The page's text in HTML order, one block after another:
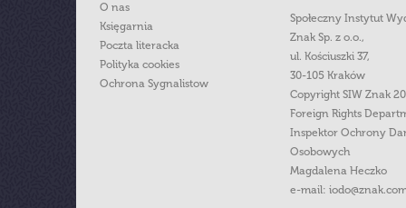
O nas
Księgarnia
Poczta literacka
Polityka cookies
Ochrona Sygnalistow
Społeczny Instytut
Znak Sp. z o.o.,
ul. Kościuszki 37,
30-105 Kraków
Copyright SIW Znak
Foreign Rights
Inspektor Ochrony
Osobowych
Magdalena Heczko
e-mail: